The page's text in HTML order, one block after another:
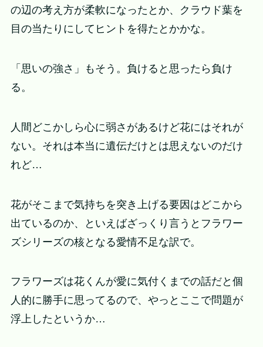
の辺の考え方が柔軟になったとか、クラウド葉を
目の当たりにしてヒントを得たとかかな。
「思いの強さ」もそう。負けると思ったら負け
る。
人間どこかしら心に弱さがあるけど花にはそれが
ない。それは本当に遺伝だけとは思えないのだけ
れど…
花がそこまで気持ちを突き上げる要因はどこから
出ているのか、といえばざっくり言うとフラワー
ズシリーズの核となる愛情不足な訳で。
フラワーズは花くんが愛に気付くまでの話だと個
人的に勝手に思ってるので、やっとここで問題が
浮上したというか…